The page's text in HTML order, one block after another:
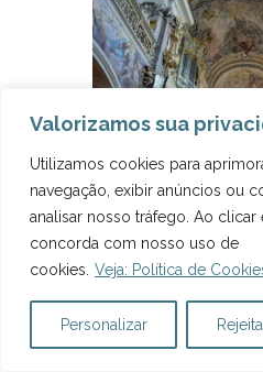
Valorizamos sua
Utilizamos cookies para
navegação, exibir anúncios ou
analisar nosso tráfego. Ao clicar
concorda com nosso uso de
cookies. Veja: Política de
Personalizar
Igreja de Santo